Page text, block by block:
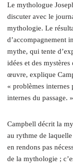
Le mythologue
discuter avec le
mythologie. Le
d’accompagnement
mythe, qui tente
idées et des
œuvre, explique
« problèmes internes
internes du passage. »
Campbell décrit la
au rythme de
en rendons pas
de la mythologie ;